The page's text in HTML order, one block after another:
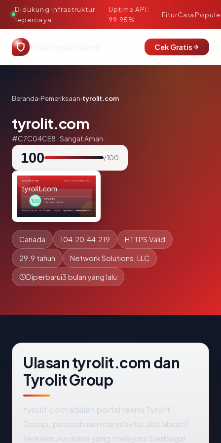
Didukung infrastruktur
tepercaya
·
Uptime API:
99.95%
FiturCara
Cek Gratis
Beranda›Pemeriksaan›tyrolit.com
tyrolit.com
#C7C04CE8 · Sangat Aman
100 / 100
Canada 104.20.44.219 HTTPS Valid
29.9 tahun Network Solutions, LLC
Diperbarui3 bulan yang lalu
Ulasan tyrolit.com dan
Tyrolit Group
tyrolit.com adalah portal resmi Tyrolit
Group, perusahaan manufaktur alat abrasif
terkemuka dunia yang melayani berbagai